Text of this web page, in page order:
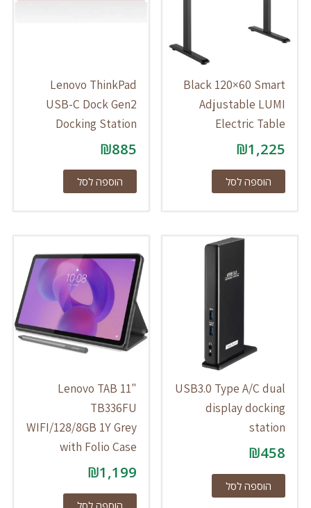
Black 120×60 Smart
Adjustable LUMI
Electric Table
₪1,225
הוספה לסל
Lenovo ThinkPad
USB-C Dock Gen2
Docking Station
₪885
הוספה לסל
USB3.0 Type A/C dual
display docking
station
₪458
הוספה לסל
Lenovo TAB 11"
TB336FU
WIFI/128/8GB 1Y Grey
with Folio Case
₪1,199
הוספה לסל